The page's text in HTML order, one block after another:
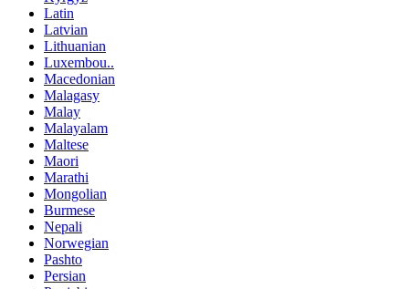
Latin
Latvian
Lithuanian
Luxembou..
Macedonian
Malagasy
Malay
Malayalam
Maltese
Maori
Marathi
Mongolian
Burmese
Nepali
Norwegian
Pashto
Persian